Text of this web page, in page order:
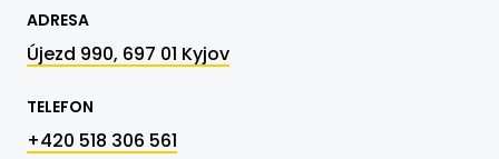
ADRESA
Újezd 990, 697 01 Kyjov
TELEFON
+420 518 306 561